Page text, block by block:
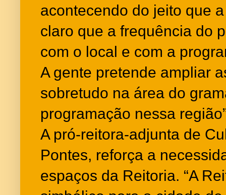
acontecendo do jeito que
claro que a frequência do
com o local e com a
A gente pretende ampliar
sobretudo na área do
programação nessa
A pró-reitora-adjunta de
Pontes, reforça a
espaços da Reitoria. “A